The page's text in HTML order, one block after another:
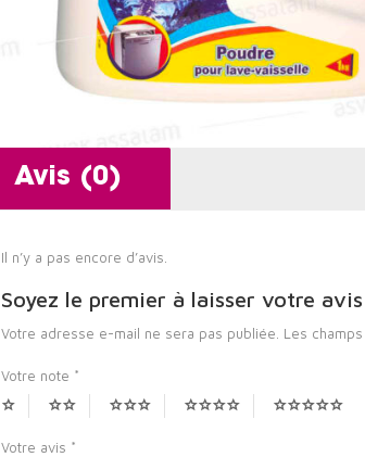
Avis (0)
Il n’y a pas encore d’avis.
Soyez le premier à laisser votre avis
Votre adresse e-mail ne sera pas publiée. Les
Votre note *
Votre avis *